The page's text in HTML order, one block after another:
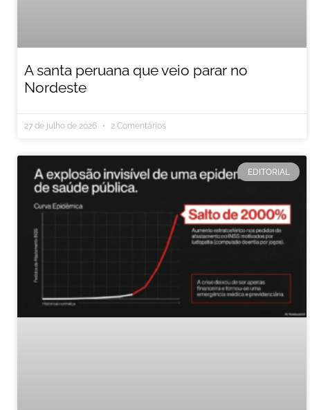
A santa peruana que veio parar no
Nordeste
27 de julho de 2026 2 Comentários
EDITORIAL